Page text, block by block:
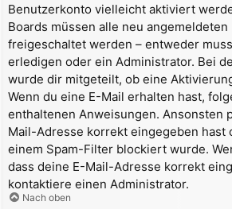
Benutzerkonto vielleicht aktiviert
Boards müssen alle neu
freigeschaltet werden – entweder
erledigen oder ein Administrator. Bei
wurde dir mitgeteilt, ob eine
Wenn du eine E-Mail erhalten hast,
enthaltenen Anweisungen. Ansonsten
Mail-Adresse korrekt eingegeben hast
einem Spam-Filter blockiert wurde.
dass deine E-Mail-Adresse korrekt
kontaktiere einen Administrator.
Nach oben